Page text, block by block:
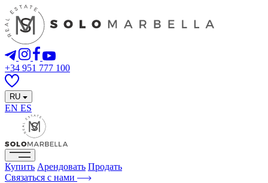
+34 951 777 100
RU
EN ES
Купить Арендовать Продать
Связаться с нами